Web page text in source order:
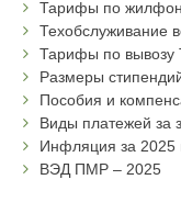
Тарифы по
Техобслуживание
Тарифы по
Размеры
Пособия и
Виды платежей за
Инфляция за 2025
ВЭД ПМР – 2025